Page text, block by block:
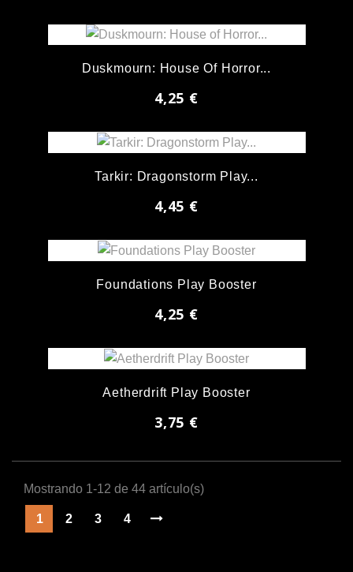
Duskmourn: House Of Horror...
4,25 €
Tarkir: Dragonstorm Play...
4,45 €
Foundations Play Booster
4,25 €
Aetherdrift Play Booster
3,75 €
Mostrando 1-12 de 44 artículo(s)
1 2 3 4